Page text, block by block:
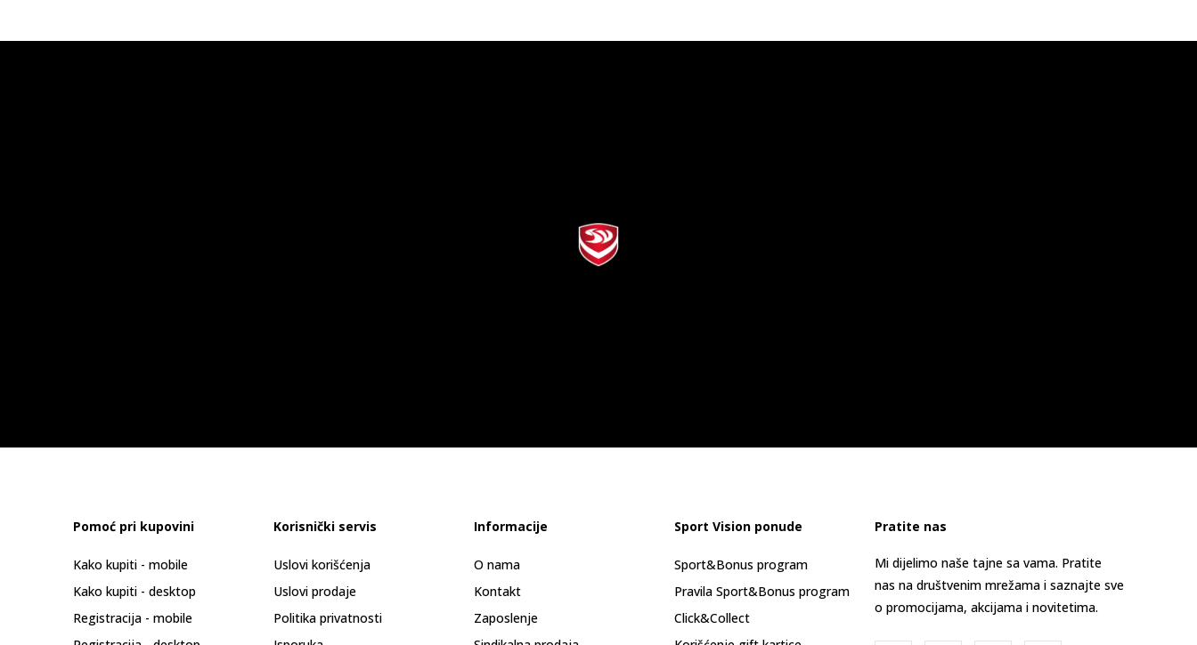
Pomoć pri kupovini
Kako kupiti - mobile
Kako kupiti - desktop
Registracija - mobile
Korisnički servis
Uslovi korišćenja
Uslovi prodaje
Politika privatnosti
Informacije
O nama
Kontakt
Zaposlenje
Sport Vision ponude
Sport&Bonus program
Pravila Sport&Bonus program
Click&Collect
Pratite nas
Mi dijelimo naše tajne sa vama. Pratite
nas na društvenim mrežama i saznajte sve
o promocijama, akcijama i novitetima.